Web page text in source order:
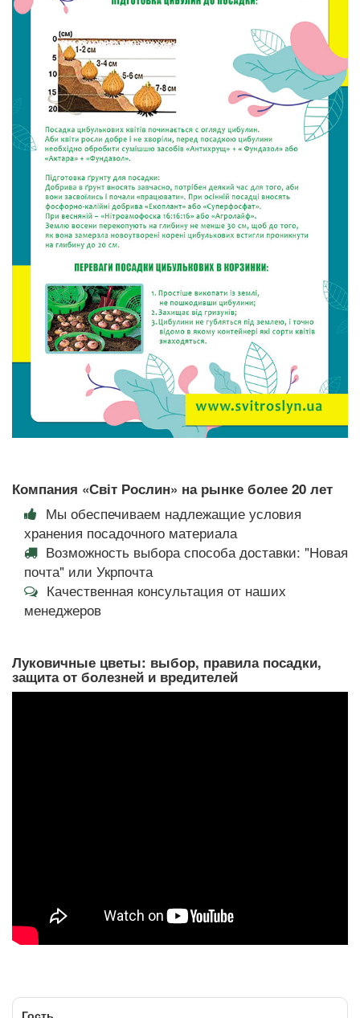
Компания «Світ Рослин» на рынке более 20 лет
Мы обеспечиваем надлежащие условия
хранения посадочного материала
Возможность выбора способа доставки: "Новая
почта" или Укрпочта
Качественная консультация от наших
менеджеров
Луковичные цветы: выбор, правила посадки,
защита от болезней и вредителей